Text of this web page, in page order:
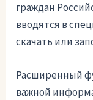
граждан
вводятся в
скачать или
Расширенный
важной